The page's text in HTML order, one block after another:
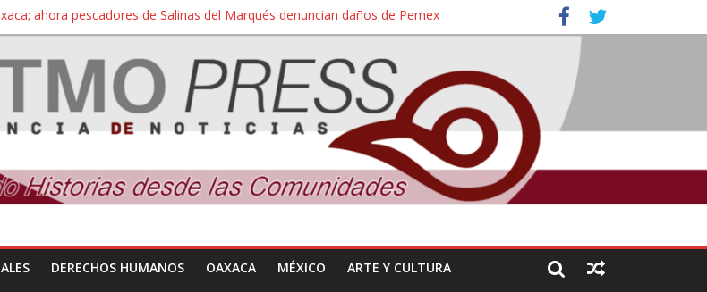
ahora pescadores de Salinas del Marqués denuncian daños de Pemex
de Ixtepec, Oaxaca vuelve a las aulas tras amparo
de la SEGOB y exigen detener a los autores materiales e intelectuales de su asesinato
su territorio para construir un parque eólico
de material pétreo de gravera Oyamel
DERECHOS HUMANOS OAXACA MÉXICO ARTE Y CULTURA